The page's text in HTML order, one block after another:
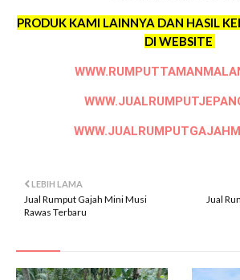
PRODUK KAMI LAINNYA DAN HASIL
DI WEBSITE
Jual
LEBIH LAMA
Jual Rumput Gajah Mini Musi
Rawas Terbaru